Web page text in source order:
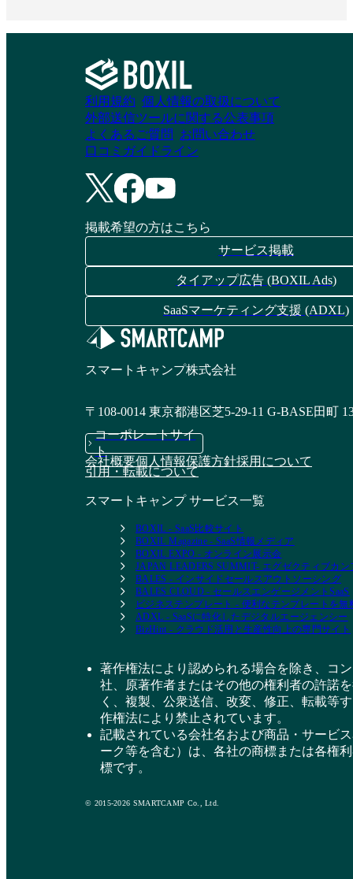
RICOH Chatbot
PKSHA ChatAgent
資料請求リストに追加
ミンクスプラス生成
Admina AIヘルプデ
資料請求リストに追加
DSチャットボット OPTiM AIRES
利用規約 個人情報の取扱について
外部送信ツールに関する公表事項
よくあるご質問
お問い合わせ
口コミガイドライン
掲載希望の方はこちら
サービス掲載
タイアップ広告 (BOXIL Ads)
SaaSマーケティング支援 (ADXL)
スマートキャンプ株式会社
〒108-0014 東京都港区芝5-29-11 G-BASE田町
コーポレートサイ
ト
会社概要個人情報保護方針採用について
引用・転載について
スマートキャンプ サービス一覧
BOXIL - SaaS比較サイト
BOXIL Magazine - SaaS情報メディア
BOXIL EXPO - オンライン展示会
JAPAN LEADERS SUMMIT- エグゼクティブカン
BALES - インサイドセールスアウトソーシング
BALES CLOUD - セールスエンゲージメントSaaS
ビジネステンプレート - 便利なテンプレートを無
ADXL - SaaSに特化したデジタルエージェンシー
BizHint - クラウド活用と生産性向上の専門サイト
著作権法により認められる場合を除き、コ
社、原著作者またはその他の権利者の許諾
く、複製、公衆送信、改変、修正、転載等
作権法により禁止されています。
記載されている会社名および商品・サービ
ーク等を含む）は、各社の商標または各権
標です。
© 2015-2026 SMARTCAMP Co., Ltd.